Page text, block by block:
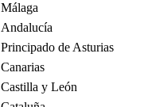
Málaga
Andalucía
Principado de Asturias
Canarias
Castilla y León